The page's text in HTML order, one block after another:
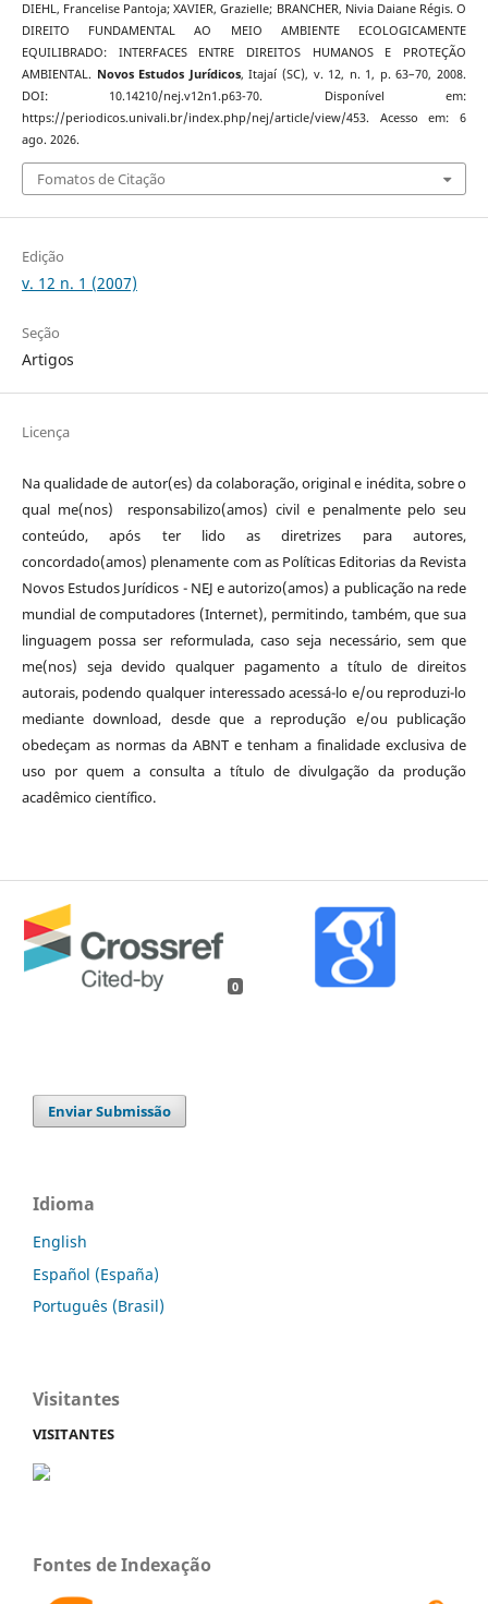
DIEHL, Francelise Pantoja; XAVIER, Grazielle; BRANCHER, Nivia Daiane Régis. O
DIREITO FUNDAMENTAL AO MEIO AMBIENTE ECOLOGICAMENTE
EQUILIBRADO: INTERFACES ENTRE DIREITOS HUMANOS E PROTEÇÃO
AMBIENTAL. Novos Estudos Jurí­dicos, Itajaí­ (SC), v. 12, n. 1, p. 63–70, 2008.
DOI: 10.14210/nej.v12n1.p63-70. Disponível em:
https://periodicos.univali.br/index.php/nej/article/view/453. Acesso em: 6
ago. 2026.
Fomatos de Citação
Edição
v. 12 n. 1 (2007)
Seção
Artigos
Licença
Na qualidade de autor(es) da colaboração, original e inédita, sobre o
qual me(nos) responsabilizo(amos) civil e penalmente pelo seu
conteúdo, após ter lido as diretrizes para autores,
concordado(amos) plenamente com as Políticas Editorias da Revista
Novos Estudos Jurídicos - NEJ e autorizo(amos) a publicação na rede
mundial de computadores (Internet), permitindo, também, que sua
linguagem possa ser reformulada, caso seja necessário, sem que
me(nos) seja devido qualquer pagamento a título de direitos
autorais, podendo qualquer interessado acessá-lo e/ou reproduzi-lo
mediante download, desde que a reprodução e/ou publicação
obedeçam as normas da ABNT e tenham a finalidade exclusiva de
uso por quem a consulta a título de divulgação da produção
acadêmico científico.
0
Enviar Submissão
Idioma
English
Español (España)
Português (Brasil)
Visitantes
VISITANTES
Fontes de Indexação